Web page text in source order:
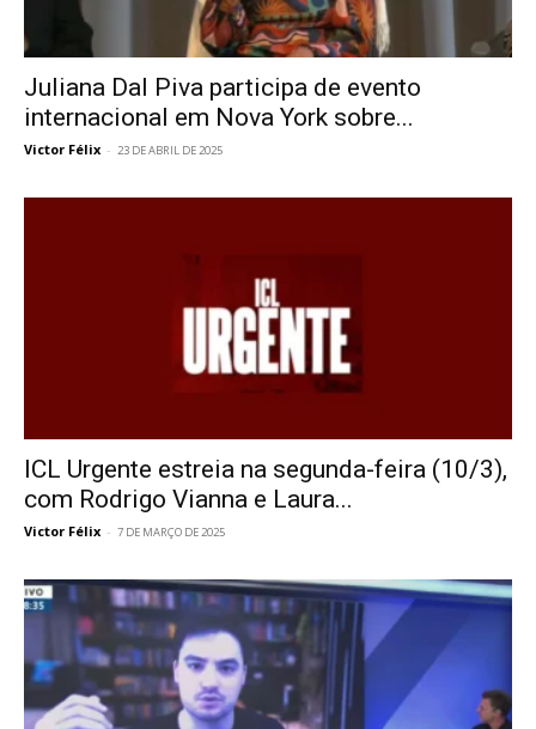
Juliana Dal Piva participa de evento
internacional em Nova York sobre...
Victor Félix - 23 DE ABRIL DE 2025
ICL Urgente estreia na segunda-feira (10/3),
com Rodrigo Vianna e Laura...
Victor Félix - 7 DE MARÇO DE 2025